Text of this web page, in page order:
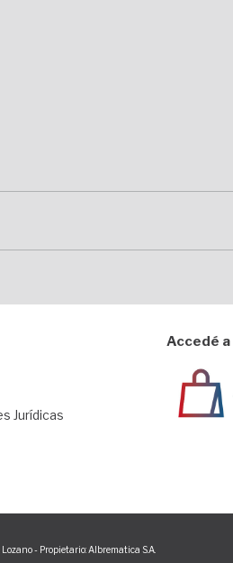
Jurídicas
Accedé
- Propietario: Albrematica S.A.